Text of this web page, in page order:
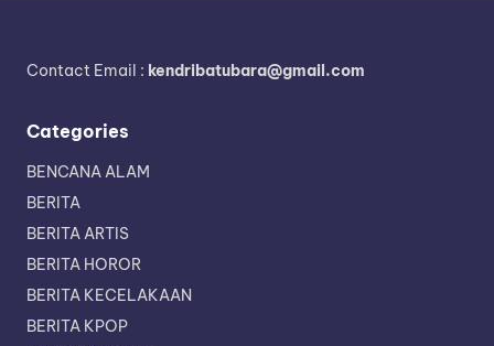
Contact Email : kendribatubara@gmail.com
Categories
BENCANA ALAM
BERITA
BERITA ARTIS
BERITA HOROR
BERITA KECELAKAAN
BERITA KPOP